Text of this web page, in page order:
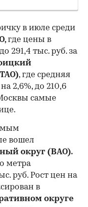
в июле среди
где цены в
291,4 тыс. руб. за
, где средняя
2,6%, до 210,6
самые
вошел
округ (ВАО).
метра
руб. Рост цен на
в
округе